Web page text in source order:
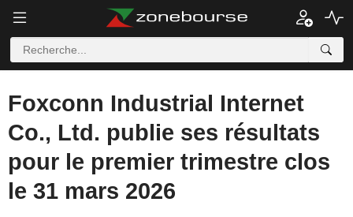
Foxconn Industrial Internet
Co., Ltd. publie ses résultats
pour le premier trimestre clos
le 31 mars 2026